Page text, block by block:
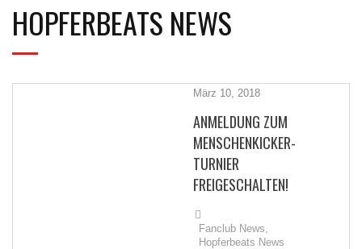
HOPFERBEATS NEWS
März 10, 2018
ANMELDUNG ZUM
MENSCHENKICKER-
TURNIER
FREIGESCHALTEN!
Fanclub News,
Hopferbeats News